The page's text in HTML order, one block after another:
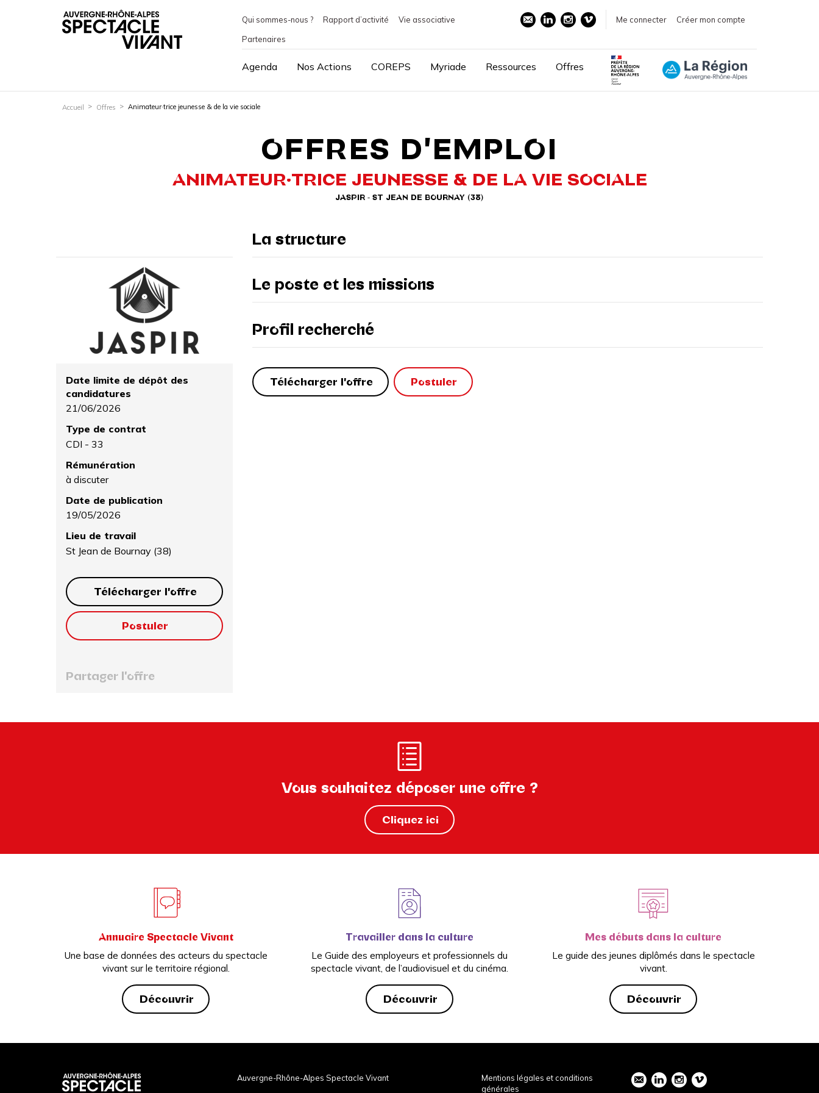
Qui sommes-nous ? Rapport d’activité
Vie associative
Partenaires
Me connecter Créer mon compte
Agenda Nos Actions COREPS Myriade Ressources Offres
Accueil Offres Animateur·trice jeunesse & de la vie sociale
OFFRES D'EMPLOI
ANIMATEUR·TRICE JEUNESSE & DE LA VIE SOCIALE
JASPIR - ST JEAN DE BOURNAY (38)
Date limite de dépôt des
candidatures
21/06/2026
Type de contrat
CDI - 33
Rémunération
à discuter
Date de publication
19/05/2026
Lieu de travail
St Jean de Bournay (38)
Télécharger l'offre
Postuler
Partager l'offre
La structure
Le poste et les missions
Profil recherché
Télécharger l'offre Postuler
Vous souhaitez déposer une offre ?
Cliquez ici
Annuaire Spectacle Vivant
Une base de données des acteurs du spectacle
vivant sur le territoire régional.
Découvrir
Travailler dans la culture
Le Guide des employeurs et professionnels du
spectacle vivant, de l’audiovisuel et du cinéma.
Découvrir
Mes débuts dans la culture
Le guide des jeunes diplômés dans le spectacle
vivant.
Découvrir
Auvergne-Rhône-Alpes Spectacle Vivant
Mentions légales et conditions
générales